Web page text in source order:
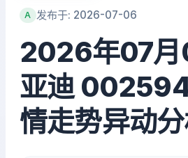
A 发布于: 2026-07-06
2026年07月
亚迪
情走势异动